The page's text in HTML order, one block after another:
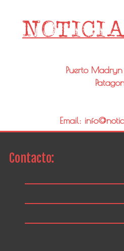
Puerto
Email:
Contacto: